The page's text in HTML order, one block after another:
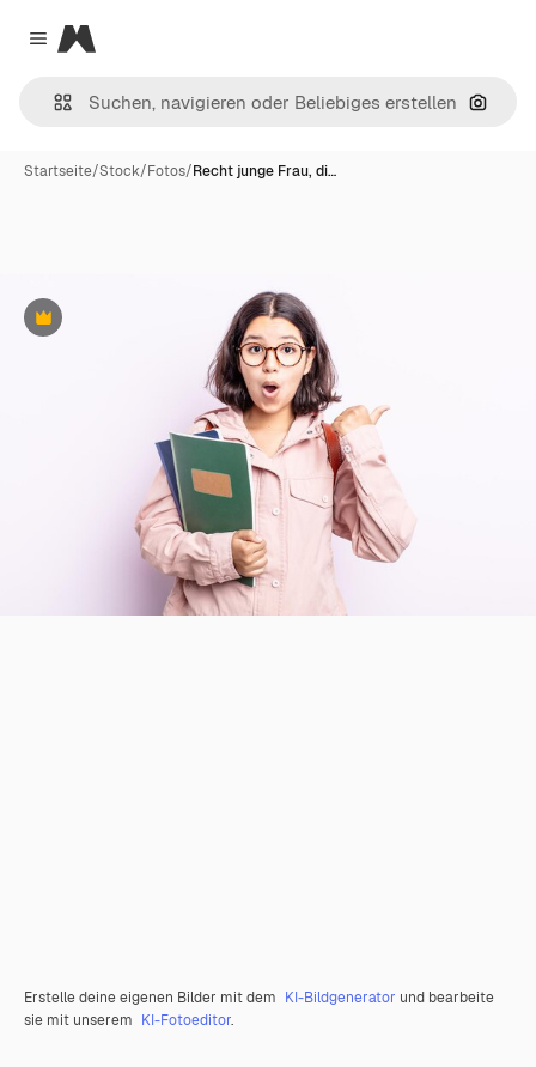
Close menu
Magnific
Nach
Startseite/Stock/Fotos/Recht junge Frau, di…
Premium
Erstelle deine eigenen Bilder mit dem KI-Bildgenerator und bearbeite
sie mit unserem KI-Fotoeditor.